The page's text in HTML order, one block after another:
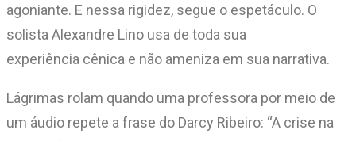
agoniante. E nessa rigidez, segue o espetáculo. O
solista Alexandre Lino usa de toda sua
experiência cênica e não ameniza em sua narrativa.
Lágrimas rolam quando uma professora por meio de
um áudio repete a frase do Darcy Ribeiro: “A crise na